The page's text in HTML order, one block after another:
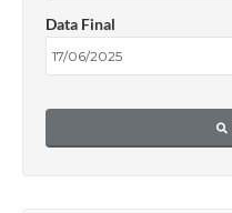
Data Final